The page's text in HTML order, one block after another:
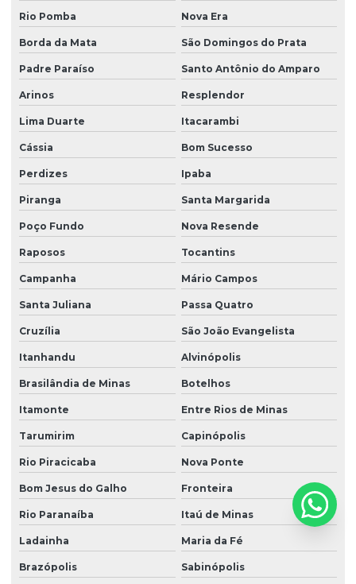
Rio Pomba Nova Era
Borda da Mata São Domingos do Prata
Padre Paraíso Santo Antônio do Amparo
Arinos Resplendor
Lima Duarte Itacarambi
Cássia Bom Sucesso
Perdizes Ipaba
Piranga Santa Margarida
Poço Fundo Nova Resende
Raposos Tocantins
Campanha Mário Campos
Santa Juliana Passa Quatro
Cruzília São João Evangelista
Itanhandu Alvinópolis
Brasilândia de Minas Botelhos
Itamonte Entre Rios de Minas
Tarumirim Capinópolis
Rio Piracicaba Nova Ponte
Bom Jesus do Galho Fronteira
Rio Paranaíba Itaú de Minas
Ladainha Maria da Fé
Brazópolis Sabinópolis